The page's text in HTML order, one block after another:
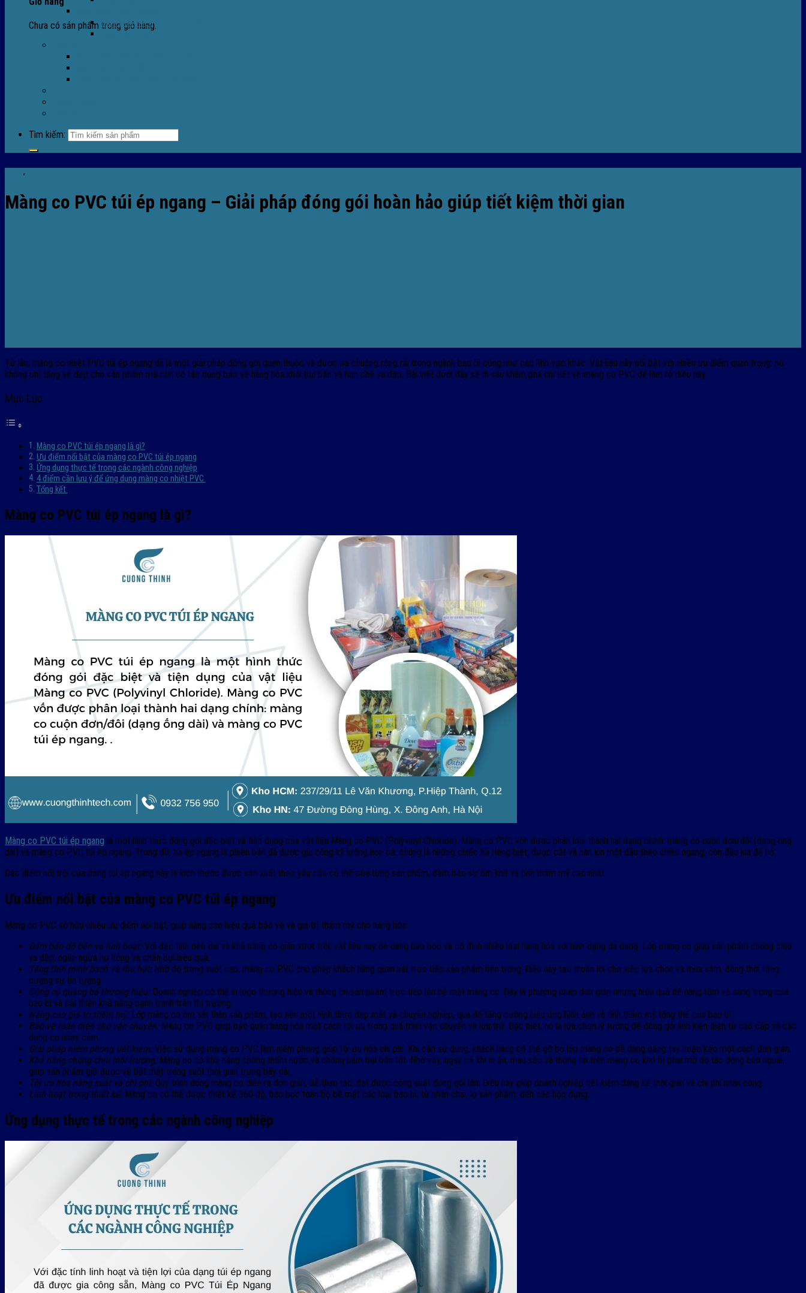
Chưa có sản phẩm trong giỏ hàng.
Máy Hàn Miệng Túi FR-770
Máy Đóng Đai FOREVER
Tìm kiếm:
,
Màng co PVC túi ép ngang – Giải pháp đóng gói hoàn hảo giúp tiết kiệm thời gian
Từ lâu, màng co nhiệt PVC túi ép ngang đã là một giải pháp đóng gói quen thuộc và được ưa chuộng rộng rãi trong ngành bao bì cũng như các lĩnh vực khác. Vật liệu này nổi bật với nhiều ưu điểm quan trọng: nó
không chỉ tăng vẻ đẹp cho sản phẩm mà còn có tác dụng bảo vệ hàng hóa khỏi bụi bẩn và hạn chế va đập. Bài viết dưới đây sẽ đi sâu khám phá chi tiết về màng co PVC để làm rõ điều này.
Mục Lục
Màng co PVC túi ép ngang là gì?
Ưu điểm nổi bật của màng co PVC túi ép ngang
Ứng dụng thực tế trong các ngành công nghiệp
4 điểm cần lưu ý để ứng dụng màng co nhiệt PVC
Tổng kết
Màng co PVC túi ép ngang là gì?
Màng co PVC túi ép ngang là một hình thức đóng gói đặc biệt và tiện dụng của vật liệu Màng co PVC (Polyvinyl Chloride). Màng co PVC vốn được phân loại thành hai dạng chính: màng co cuộn đơn/đôi (dạng ống
dài) và màng co PVC túi ép ngang. Trong đó, túi ép ngang là phiên bản đã được gia công kỹ lưỡng hơn cả: chúng là những chiếc túi riêng biệt, được cắt và hàn kín một đầu theo chiều ngang, còn đầu kia để hở.
Đặc điểm nổi trội của dạng túi ép ngang này là kích thước được sản xuất theo yêu cầu cụ thể của từng sản phẩm, đảm bảo sự ôm khít và tính thẩm mỹ cao nhất.
Ưu điểm nổi bật của màng co PVC túi ép ngang
Màng co PVC sở hữu nhiều ưu điểm nổi bật, giúp nâng cao hiệu quả bảo vệ và giá trị thẩm mỹ cho hàng hóa:
Đảm bảo độ bền và linh hoạt:Với đặc tính dẻo dai và khả năng co giãn vượt trội, vật liệu này dễ dàng bao bọc và cố định nhiều loại hàng hóa với hình dạng đa dạng. Lớp màng co giúp sản phẩm chống chịu
va đập, ngăn ngừa hư hỏng và chắn bụi hiệu quả.
Tăng tính minh bạch và thu hút:Nhờ độ trong suốt cao, màng co PVC cho phép khách hàng quan sát trực tiếp sản phẩm bên trong. Điều này tạo thuận lợi cho việc lựa chọn và mua sắm, đồng thời tăng
cường sự tin tưởng.
Công cụ quảng bá thương hiệu:Doanh nghiệp có thể in logo thương hiệu và thông tin sản phẩm trực tiếp lên bề mặt màng co. Đây là phương pháp đơn giản nhưng hiệu quả để nâng tầm vẻ sang trọng của
bao bì và cải thiện khả năng cạnh tranh trên thị trường.
Nâng cao giá trị thẩm mỹ:Lớp màng co ôm sát thân sản phẩm, tạo nên một hình thức đẹp mắt và chuyên nghiệp, qua đó tăng cường hiệu ứng hình ảnh và tính thẩm mỹ tổng thể của bao bì.
Bảo vệ toàn diện cho vận chuyển:Màng co PVC giúp bảo quản hàng hóa một cách tối ưu trong quá trình vận chuyển và lưu trữ. Đặc biệt, nó là lựa chọn lý tưởng để đóng gói linh kiện điện tử cao cấp và các
dụng cụ nhạy cảm.
Giải pháp niêm phong tiết kiệm:Việc sử dụng màng co PVC làm niêm phong giúp tối ưu hóa chi phí. Khi cần sử dụng, khách hàng có thể gỡ bỏ lớp màng co dễ dàng bằng tay hoặc kéo một cách đơn giản.
Khả năng chống chịu môi trường:Màng co có khả năng chống thấm nước và chống bám bụi bẩn tốt. Nhờ vậy, ngay cả khi in ấn, màu sắc và thông tin trên màng co khó bị phai mờ do tác động bên ngoài,
giúp sản phẩm giữ được vẻ bắt mắt trong suốt thời gian trưng bày dài.
Tối ưu hóa năng suất và chi phí:Quy trình đóng màng co diễn ra đơn giản, dễ thao tác, đạt được công suất đóng gói lớn. Điều này giúp doanh nghiệp tiết kiệm đáng kể thời gian và chi phí nhân công.
Linh hoạt trong thiết kế:Màng co có thể được thiết kế 360 độ, bao bọc toàn bộ bề mặt các loại bao bì, từ nhãn chai, lọ sản phẩm, đến các hộp đựng.
Ứng dụng thực tế trong các ngành công nghiệp